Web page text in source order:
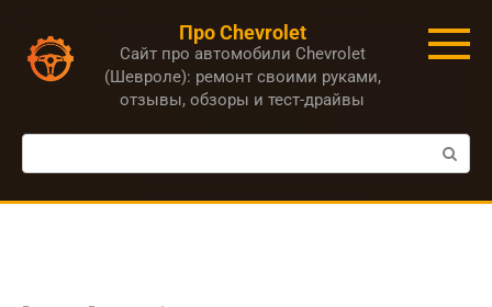
контенту
Про Chevrolet
Сайт про автомобили Chevrolet
(Шевроле): ремонт своими руками,
отзывы, обзоры и тест-драйвы
Поиск: